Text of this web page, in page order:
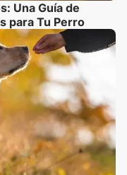
Una Guía de
para Tu Perro